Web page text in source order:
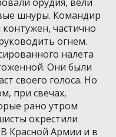
шнуры. Командир
частично
огнем.
налета
Они были
своего голоса. Но
при свечах,
рано утром
окрестили
Красной Армии и в